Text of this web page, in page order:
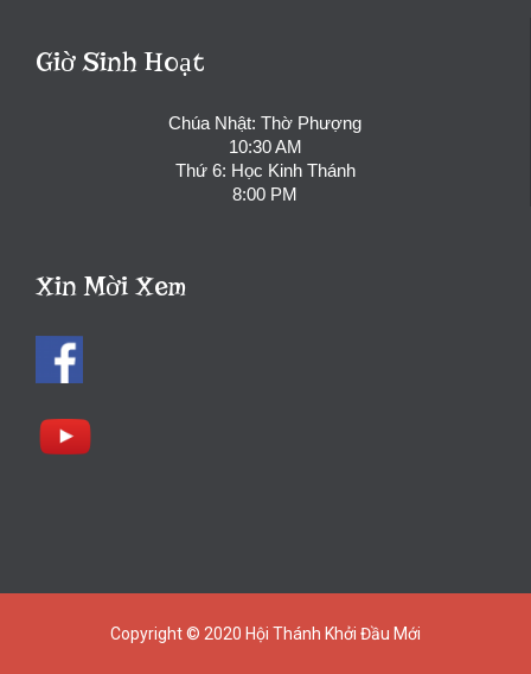
Giờ Sinh Hoạt
Chúa Nhật: Thờ Phượng
10:30 AM
Thứ 6: Học Kinh Thánh
8:00 PM
Xin Mời Xem
Copyright © 2020 Hội Thánh Khởi Đầu Mới